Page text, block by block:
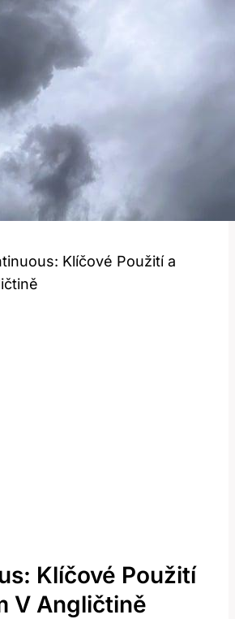
Klíčové Použití a
Klíčové Použití
V Angličtině